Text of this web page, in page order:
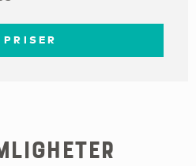
PRISER